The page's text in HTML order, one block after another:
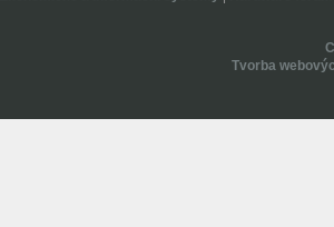
Tvorba